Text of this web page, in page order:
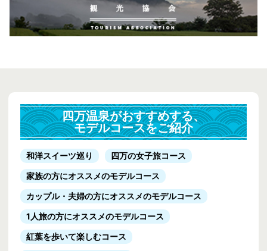
四万温泉がおすすめする、
モデルコースをご紹介
和洋スイーツ巡り
四万の女子旅コース
家族の方にオススメのモデルコース
カップル・夫婦の方にオススメのモデルコース
1人旅の方にオススメのモデルコース
紅葉を歩いて楽しむコース